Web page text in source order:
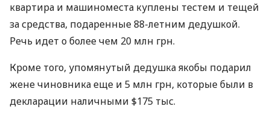
квартира и машиноместа куплены тестем и тещей
за средства, подаренные 88-летним дедушкой.
Речь идет о более чем 20 млн грн.
Кроме того, упомянутый дедушка якобы подарил
жене чиновника еще и 5 млн грн, которые были в
декларации наличными $175 тыс.